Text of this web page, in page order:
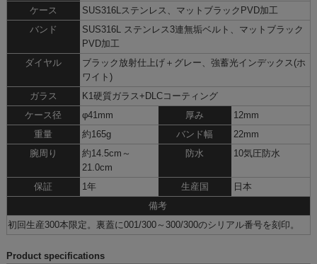
ケース
SUS316Lステンレス、マットブラックPVD加工
バンド
SUS316L ステンレス3連無垢ベルト、マットブラック
PVD加工
ダイヤル
ブラック放射仕上げ＋グレー、強蓄光インデックス(ホ
ワイト)
ガラス
K1硬質ガラス+DLCコーティング
ケース径
φ41mm 厚み
12mm
重量
約165g バンド幅
22mm
腕周り
約14.5cm～
21.0cm
防水 10気圧防水
保証 1年 生産国
日本
備考
初回生産300本限定。裏蓋に001/300～300/300のシリアル番号を刻印。
Product specifications